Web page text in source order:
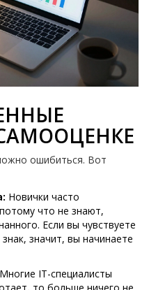
ошибиться. Вот
Новички часто
что не знают,
Если вы чувствуете
значит, вы начинаете
Многие IT-специалисты